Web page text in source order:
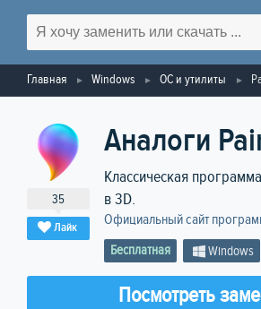
Главная Windows ОС и утилиты
35
Лайк
Аналоги
Классическая
в 3D.
Официальный сайт
Бесплатная Windows
Посмотреть